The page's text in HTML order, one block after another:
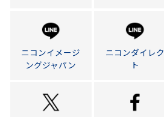
ニコンイメージ
ングジャパン
ニコンダイレク
ト